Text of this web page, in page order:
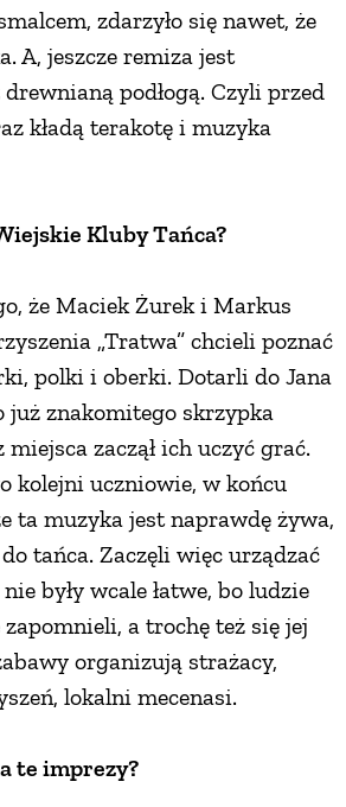
zdarzyło się nawet, że
A, jeszcze remiza jest
podłogą. Czyli przed
kładą terakotę i muzyka
Kluby Tańca?
że Maciek Żurek i Markus
„Tratwa” chcieli poznać
polki i oberki. Dotarli do Jana
już znakomitego skrzypka
zaczął ich uczyć grać.
kolejni uczniowie, w końcu
ta muzyka jest naprawdę żywa,
tańca. Zaczęli więc urządzać
były wcale łatwe, bo ludzie
a trochę też się jej
organizują strażacy,
lokalni mecenasi.
te imprezy?
ZWYCZAJE
ZRÓB TO SAM
PRZYSTAWKI
GŁÓWNE
I DESERY
DODATKI